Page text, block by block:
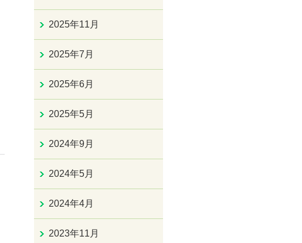
2025年11月
2025年7月
2025年6月
2025年5月
2024年9月
2024年5月
2024年4月
2023年11月